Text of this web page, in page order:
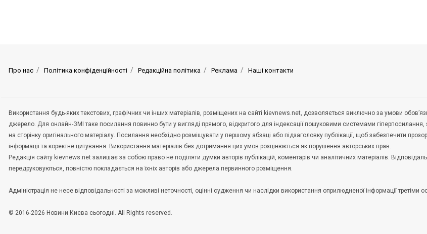
Про нас Політика конфіденційності Редакційна політика Реклама Наші контакти
Використання будь-яких текстових, графічних чи інших матеріалів, розміщених на сайті kievnews.net, дозволяється виключно за умови
джерело. Для онлайн-ЗМІ таке посилання повинно бути у вигляді прямого, відкритого для індексації пошуковими системами
на сторінку оригінального матеріалу. Посилання необхідно розміщувати у першому абзаці або підзаголовку публікації, щоб забезпечити
інформації та коректне цитування. Використання матеріалів без дотримання цих умов розцінюється як порушення авторських прав.
Редакція сайту kievnews.net залишає за собою право не поділяти думки авторів публікацій, коментарів чи аналітичних матеріалів.
передруковуються, повністю покладається на їхніх авторів або джерела первинного розміщення.
Адміністрація не несе відповідальності за можливі неточності, оцінні судження чи наслідки використання оприлюдненої інформації третіми
© 2016-2026 Новини Києва сьогодні. All Rights reserved.